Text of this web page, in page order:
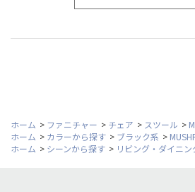
ホーム > ファニチャー > チェア > スツール >
ホーム > カラーから探す > ブラック系 >
ホーム > シーンから探す > リビング・ダイニン